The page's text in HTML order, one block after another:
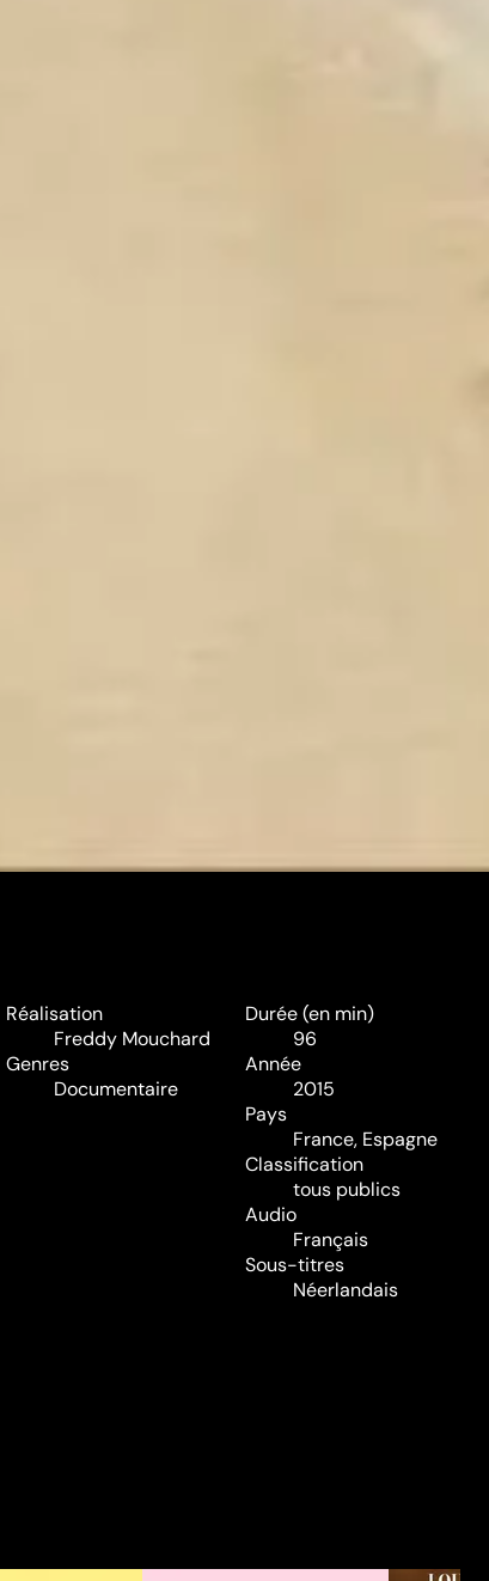
Réalisation
Freddy Mouchard
Genres
Documentaire
Durée (en min)
96
Année
2015
Pays
France, Espagne
Classification
tous publics
Audio
Français
Sous-titres
Néerlandais